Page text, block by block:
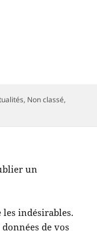
, Non classé,
un
indésirables.
de vos